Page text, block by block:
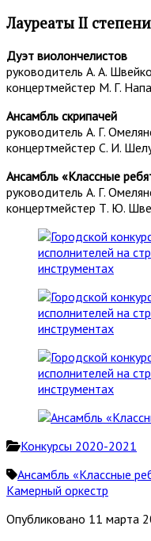
Лауреаты II степени
Дуэт виолончелистов
руководитель А. А.
концертмейстер М. Г.
Ансамбль скрипачей
руководитель А. Г.
концертмейстер С. И.
Ансамбль «Классные
руководитель А. Г.
концертмейстер Т. Ю.
Конкурсы 2020-2021
Ансамбль «Классные
Камерный оркестр
Опубликовано 11 марта